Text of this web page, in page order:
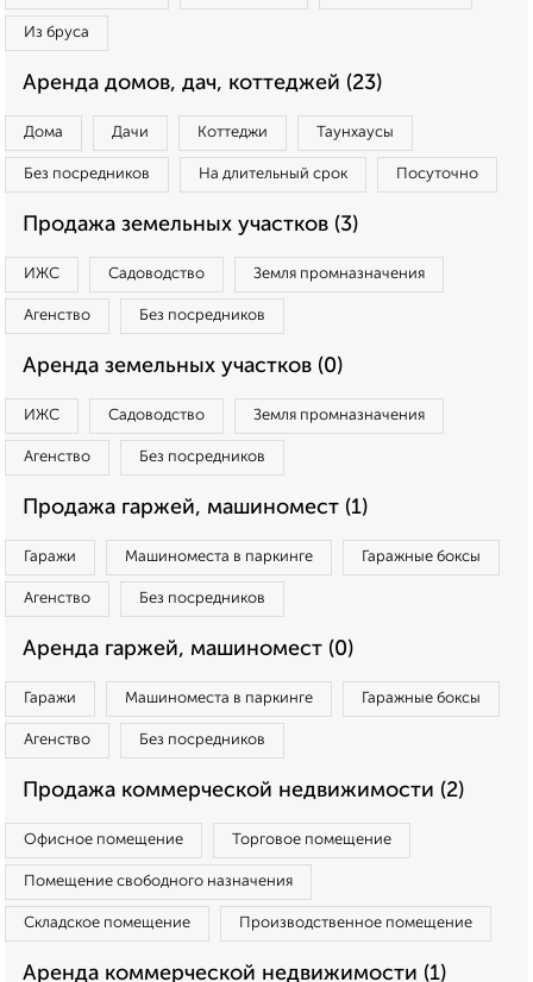
Из бруса
Аренда домов, дач, коттеджей (23)
Дома Дачи Коттеджи Таунхаусы
Без посредников На длительный срок Посуточно
Продажа земельных участков (3)
ИЖС Садоводство Земля промназначения
Агенство Без посредников
Аренда земельных участков (0)
ИЖС Садоводство Земля промназначения
Агенство Без посредников
Продажа гаржей, машиномест (1)
Гаражи Машиноместа в паркинге Гаражные боксы
Агенство Без посредников
Аренда гаржей, машиномест (0)
Гаражи Машиноместа в паркинге Гаражные боксы
Агенство Без посредников
Продажа коммерческой недвижимости (2)
Офисное помещение Торговое помещение
Помещение свободного назначения
Складское помещение Производственное помещение
Аренда коммерческой недвижимости (1)